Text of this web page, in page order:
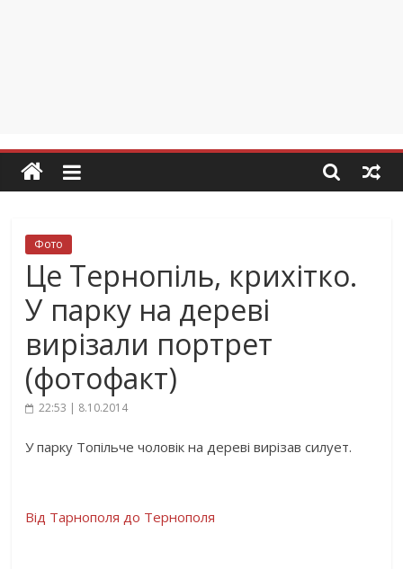
Фото
Це Тернопіль, крихітко.
У парку на дереві
вирізали портрет
(фотофакт)
22:53 | 8.10.2014
У парку Топільче чоловік на дереві вирізав силует.
Від Тарнополя до Тернополя